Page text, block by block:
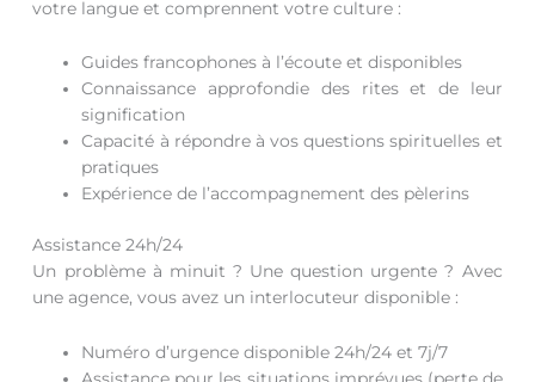
votre langue et comprennent votre culture :
Guides francophones à l’écoute et disponibles
Connaissance approfondie des rites et de leur
signification
Capacité à répondre à vos questions spirituelles et
pratiques
Expérience de l’accompagnement des pèlerins
Assistance 24h/24
Un problème à minuit ? Une question urgente ? Avec
une agence, vous avez un interlocuteur disponible :
Numéro d’urgence disponible 24h/24 et 7j/7